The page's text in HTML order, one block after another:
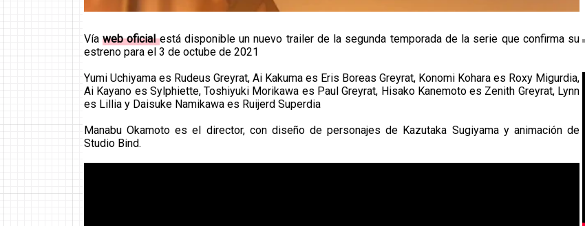
Víaweb oficialestá disponible un nuevo trailer de la segunda temporada de la serie que confirma su
estreno para el 3 de octube de 2021
Yumi Uchiyama es Rudeus Greyrat, Ai Kakuma es Eris Boreas Greyrat, Konomi Kohara es Roxy Migurdia,
Ai Kayano es Sylphiette, Toshiyuki Morikawa es Paul Greyrat, Hisako Kanemoto es Zenith Greyrat, Lynn
es Lillia y Daisuke Namikawa es Ruijerd Superdia
Manabu Okamoto es el director, con diseño de personajes de Kazutaka Sugiyama y animación de
Studio Bind.